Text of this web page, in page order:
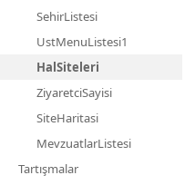
SehirListesi
UstMenuListesi1
HalSiteleri
ZiyaretciSayisi
SiteHaritasi
MevzuatlarListesi
Tartışmalar